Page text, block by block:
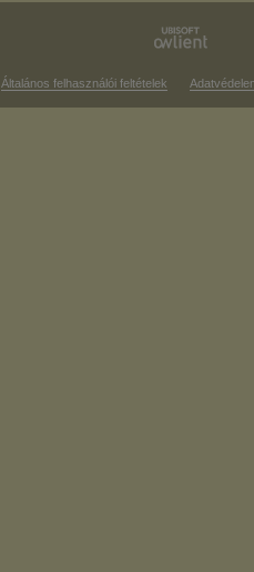
Általános felhasználói feltételek